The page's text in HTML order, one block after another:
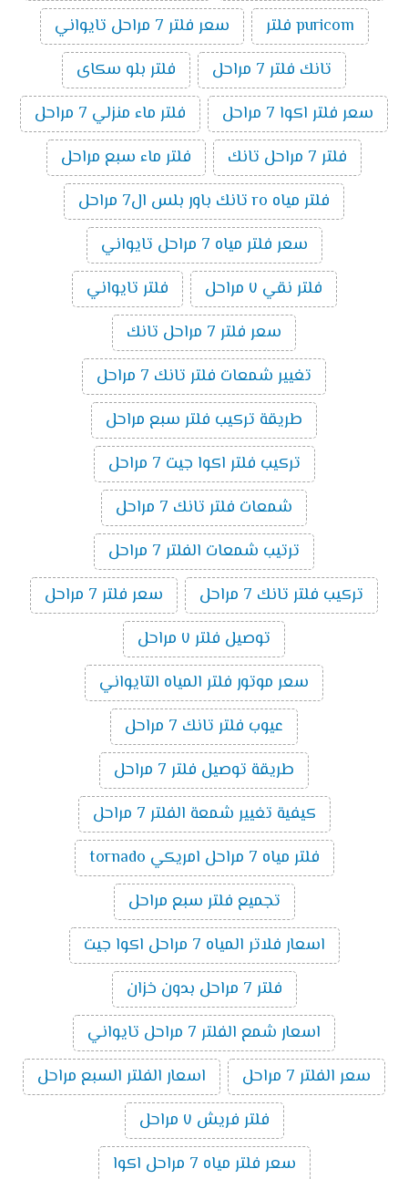
puricom فلتر
سعر فلتر 7 مراحل تايواني
تانك فلتر 7 مراحل
فلتر بلو سكاى
سعر فلتر اكوا 7 مراحل
فلتر ماء منزلي 7 مراحل
فلتر 7 مراحل تانك
فلتر ماء سبع مراحل
فلتر مياه ro تانك باور بلس ال7 مراحل
سعر فلتر مياه 7 مراحل تايواني
فلتر نقي ٧ مراحل
فلتر تايواني
سعر فلتر 7 مراحل تانك
تغيير شمعات فلتر تانك 7 مراحل
طريقة تركيب فلتر سبع مراحل
تركيب فلتر اكوا جيت 7 مراحل
شمعات فلتر تانك 7 مراحل
ترتيب شمعات الفلتر 7 مراحل
تركيب فلتر تانك 7 مراحل
سعر فلتر 7 مراحل
توصيل فلتر ٧ مراحل
سعر موتور فلتر المياه التايواني
عيوب فلتر تانك 7 مراحل
طريقة توصيل فلتر 7 مراحل
كيفية تغيير شمعة الفلتر 7 مراحل
فلتر مياه 7 مراحل امريكي tornado
تجميع فلتر سبع مراحل
اسعار فلاتر المياه 7 مراحل اكوا جيت
فلتر 7 مراحل بدون خزان
اسعار شمع الفلتر 7 مراحل تايواني
سعر الفلتر 7 مراحل
اسعار الفلتر السبع مراحل
فلتر فريش ٧ مراحل
سعر فلتر مياه 7 مراحل اكوا